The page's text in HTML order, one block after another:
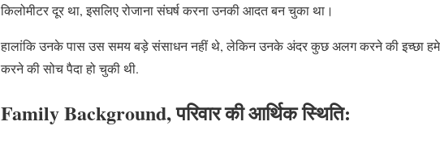
किलोमीटर दूर था, इसलिए रोजाना संघर्ष करना उनकी आदत बन चुका था।
हालांकि उनके पास उस समय बड़े संसाधन नहीं थे, लेकिन उनके अंदर कुछ अलग करने की इच्छा
करने की सोच पैदा हो चुकी थी.
Family Background, परिवार की आर्थिक स्थिति: